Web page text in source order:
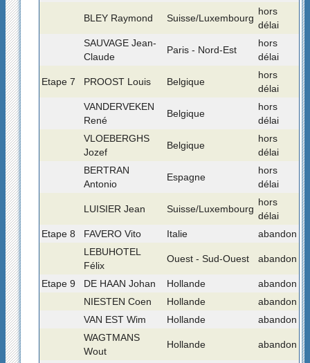
BLEY Raymond Suisse/Luxembourg
hors
délai
SAUVAGE Jean-
Claude
Paris - Nord-Est
hors
délai
Etape 7 PROOST Louis Belgique
hors
délai
VANDERVEKEN
René
Belgique
hors
délai
VLOEBERGHS
Jozef
Belgique
hors
délai
BERTRAN
Antonio
Espagne
hors
délai
LUISIER Jean Suisse/Luxembourg
hors
délai
Etape 8
FAVERO Vito Italie
abandon
LEBUHOTEL
Félix
Ouest - Sud-Ouest abandon
Etape 9 DE HAAN Johan Hollande
abandon
NIESTEN Coen
Hollande
abandon
VAN EST Wim
Hollande
abandon
WAGTMANS
Wout
Hollande abandon